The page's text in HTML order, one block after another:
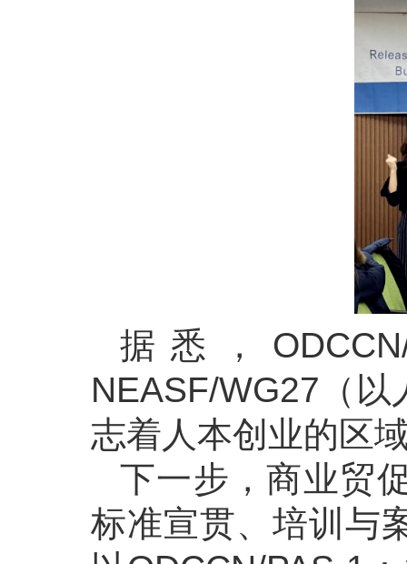
据悉，
NEASF/WG27（
志着人本创业的区
下一步，商业贸
标准宣贯、培训与